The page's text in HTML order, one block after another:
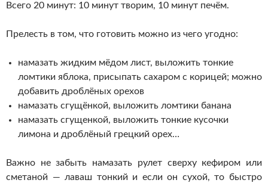
Всего 20 минут: 10 минут творим, 10 минут печём.
Прелесть в том, что готовить можно из чего угодно:
намазать жидким мёдом лист, выложить тонкие
ломтики яблока, присыпать сахаром с корицей; можно
добавить дроблёных орехов
намазать сгущёнкой, выложить ломтики банана
намазать сгущенкой, выложить тонкие кусочки
лимона и дроблёный грецкий орех…
Важно не забыть намазать рулет сверху кефиром или
сметаной — лаваш тонкий и если он сухой, то быстро